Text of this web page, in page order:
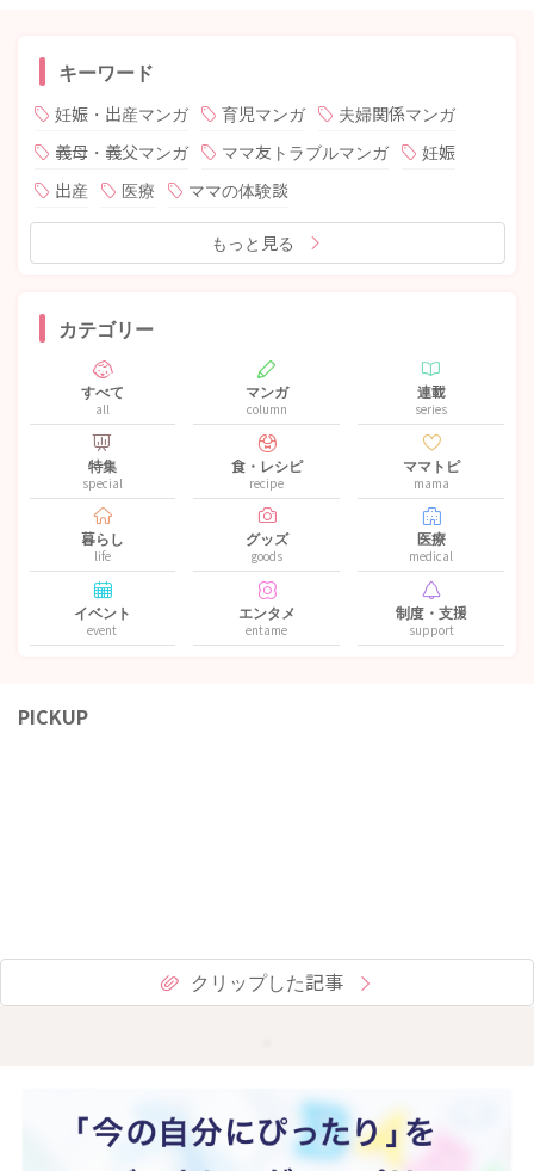
キーワード
妊娠・出産マンガ 育児マンガ
夫婦関係マンガ
義母・義父マンガ
ママ友トラブルマンガ
妊娠
出産
医療 ママの体験談
もっと見る
カテゴリー
すべて
all
マンガ
column
連載
series
特集
special
食・レシピ
recipe
ママトピ
mama
暮らし
life
グッズ
goods
医療
medical
イベント
event
エンタメ
entame
制度・支援
support
PICKUP
クリップした記事